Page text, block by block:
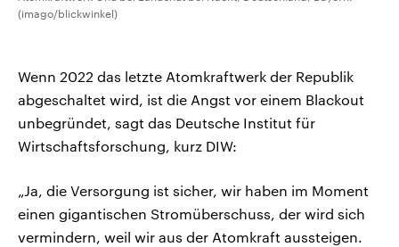
(imago/blickwinkel)
Wenn 2022 das letzte Atomkraftwerk der Republik
abgeschaltet wird, ist die Angst vor einem Blackout
unbegründet, sagt das Deutsche Institut für
Wirtschaftsforschung, kurz DIW:
„Ja, die Versorgung ist sicher, wir haben im Moment
einen gigantischen Stromüberschuss, der wird sich
vermindern, weil wir aus der Atomkraft aussteigen.